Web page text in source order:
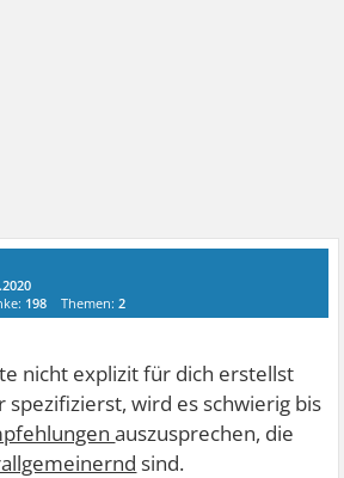
198 Themen:2
nicht explizit für dich erstellst
spezifizierst, wird es schwierig bis
auszusprechen, die
sind.